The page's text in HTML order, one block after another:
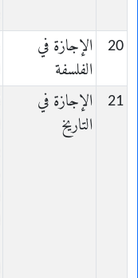
20
الإجازة في
الفلسفة
21
الإجازة في
التاريخ